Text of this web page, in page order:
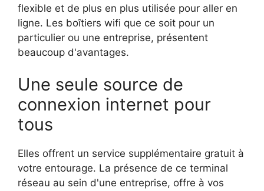
flexible et de plus en plus utilisée pour aller en
ligne. Les boîtiers wifi que ce soit pour un
particulier ou une entreprise, présentent
beaucoup d'avantages.
Une seule source de
connexion internet pour
tous
Elles offrent un service supplémentaire gratuit à
votre entourage. La présence de ce terminal
réseau au sein d'une entreprise, offre à vos